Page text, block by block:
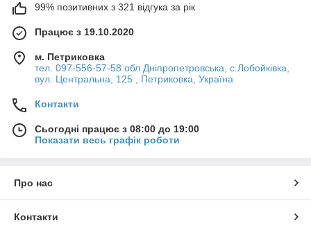
99% позитивних з 321 відгука за рік
Працює з 19.10.2020
м. Петриковка
тел. 097-556-57-58 обл Дніпропетровська, с.Лобойківка,
вул. Центральна, 125 , Петриковка, Україна
Контакти
Сьогодні працює з 08:00 до 19:00
Показати весь графік роботи
Про нас
Контакти